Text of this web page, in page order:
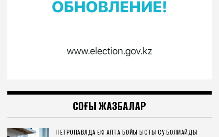
СОҢҒЫ ЖАЗБАЛАР
ПЕТРОПАВЛДА ЕКІ АПТА БОЙЫ ЫСТЫҚ СУ БОЛМАЙДЫ